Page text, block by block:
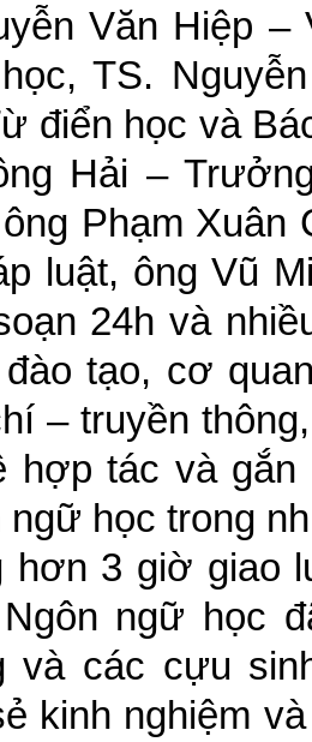
Văn Hiệp –
TS.
điển học và
Hải –
Phạm Xuân
luật, ông Vũ
24h và
tạo, cơ
– truyền
hợp tác và
ngữ học trong
3 giờ giao
ngữ học
và các cựu
kinh nghiệm